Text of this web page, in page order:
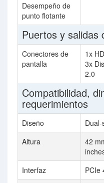
Desempeño de
punto flotante
Puertos y salidas
Conectores de
pantalla
1x
3x
2.0
Compatibilidad,
requerimientos
Diseño
Dual-
Altura
42
Interfaz
PCIe